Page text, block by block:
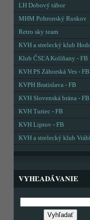
LH Dobový tábor
MHM Pohronský Ruskov
Retro sky team
KVH a strelecký klub
Klub ČSĽA Kolíňany - FB
KVH PS Záhorská Ves - FB
KVPH Bratislava - FB
KVH Slovenská brána - FB
KVH Turiec - FB
KVH Liptov - FB
KVH a strelecký klub
VYHĽADÁVANIE